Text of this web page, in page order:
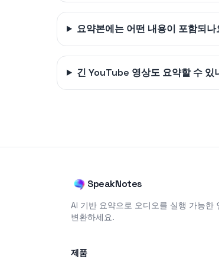
요약본에는 어떤 내용이 포함되나
긴 YouTube 영상도 요약할 수 있
SpeakNotes
AI 기반 요약으로 오디오를 실행 가능한
변환하세요.
제품